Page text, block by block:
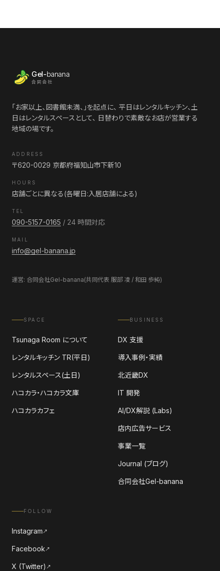
Gel-banana
合同会社
「お家以上、図書館未満、」を起点に、 平日はレンタルキッチン、土
日はレンタルスペースとして、 日替わりで素敵なお店が営業する
地域の場です。
ADDRESS
〒620-0029 京都府福知山市下新10
HOURS
店舗ごとに異なる(各曜日:入居店舗による)
TEL
090-5157-0165 / 24 時間対応
MAIL
info@gel-banana.jp
運営: 合同会社Gel-banana(共同代表 服部 凌 / 和田 歩純)
SPACE
Tsunaga Room について
レンタルキッチン TR(平日)
レンタルスペース(土日)
ハコカラ・ハコカラ文庫
ハコカラカフェ
BUSINESS
DX 支援
導入事例・実績
北近畿DX
IT 開発
AI/DX解説 (Labs)
店内広告サービス
事業一覧
Journal (ブログ)
合同会社Gel-banana
FOLLOW
Instagram ↗
Facebook ↗
X (Twitter) ↗